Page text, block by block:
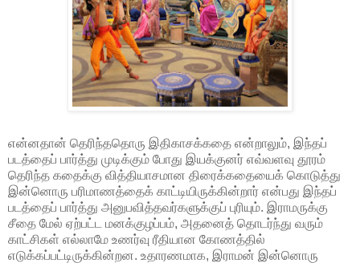
என்னதான் தெரிந்ததொரு இதிகாசக்கதை என்றாலும், இந்தப்
படத்தைப் பார்த்து முடிக்கும் போது இயக்குனர் எவ்வளவு தூரம்
தெரிந்த கதைக்கு வித்தியாசமான திரைக்கதையைக் கொடுத்து
இன்னொரு பரிமாணத்தைக் காட்டியிருக்கின்றார் என்பது இந்தப்
படத்தைப் பார்த்து அனுபவித்தவர்களுக்குப் புரியும். இராமருக்கு
சீதை மேல் ஏற்பட்ட மனக்குழப்பம், அதனைத் தொடர்ந்து வரும்
காட்சிகள் எல்லாமே உணர்வு ரீதியான கோணத்தில்
எடுக்கப்பட்டிருக்கின்றன. உதாரணமாக, இராமன் இன்னொரு